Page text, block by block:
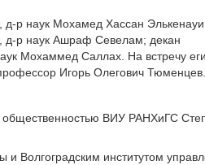
д-р наук Мохамед Хассан
д-р наук Ашраф Севелам; декан
Мохаммед Саллах. На встречу
Игорь Олегович Тюменцев.
общественностью ВИУ РАНХиГС
Волгоградским институтом